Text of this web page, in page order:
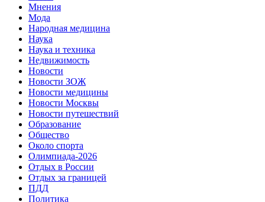
Мнения
Мода
Народная медицина
Наука
Наука и техника
Недвижимость
Новости
Новости ЗОЖ
Новости медицины
Новости Москвы
Новости путешествий
Образование
Общество
Около спорта
Олимпиада-2026
Отдых в России
Отдых за границей
ПДД
Политика